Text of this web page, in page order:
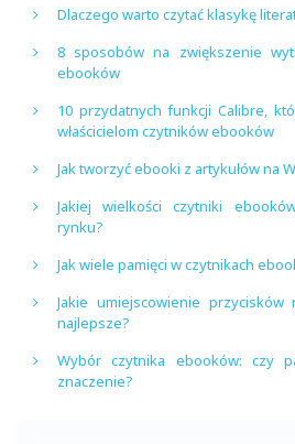
Dlaczego warto czytać klasykę
8 sposobów na zwiększenie
ebooków
10 przydatnych funkcji Calibre,
właścicielom czytników ebooków
Jak tworzyć ebooki z artykułów na
Jakiej wielkości czytniki
rynku?
Jak wiele pamięci w czytnikach
Jakie umiejscowienie
najlepsze?
Wybór czytnika ebooków: czy
znaczenie?